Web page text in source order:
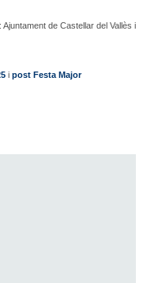
de Castellar del Vallès i
i post Festa Major